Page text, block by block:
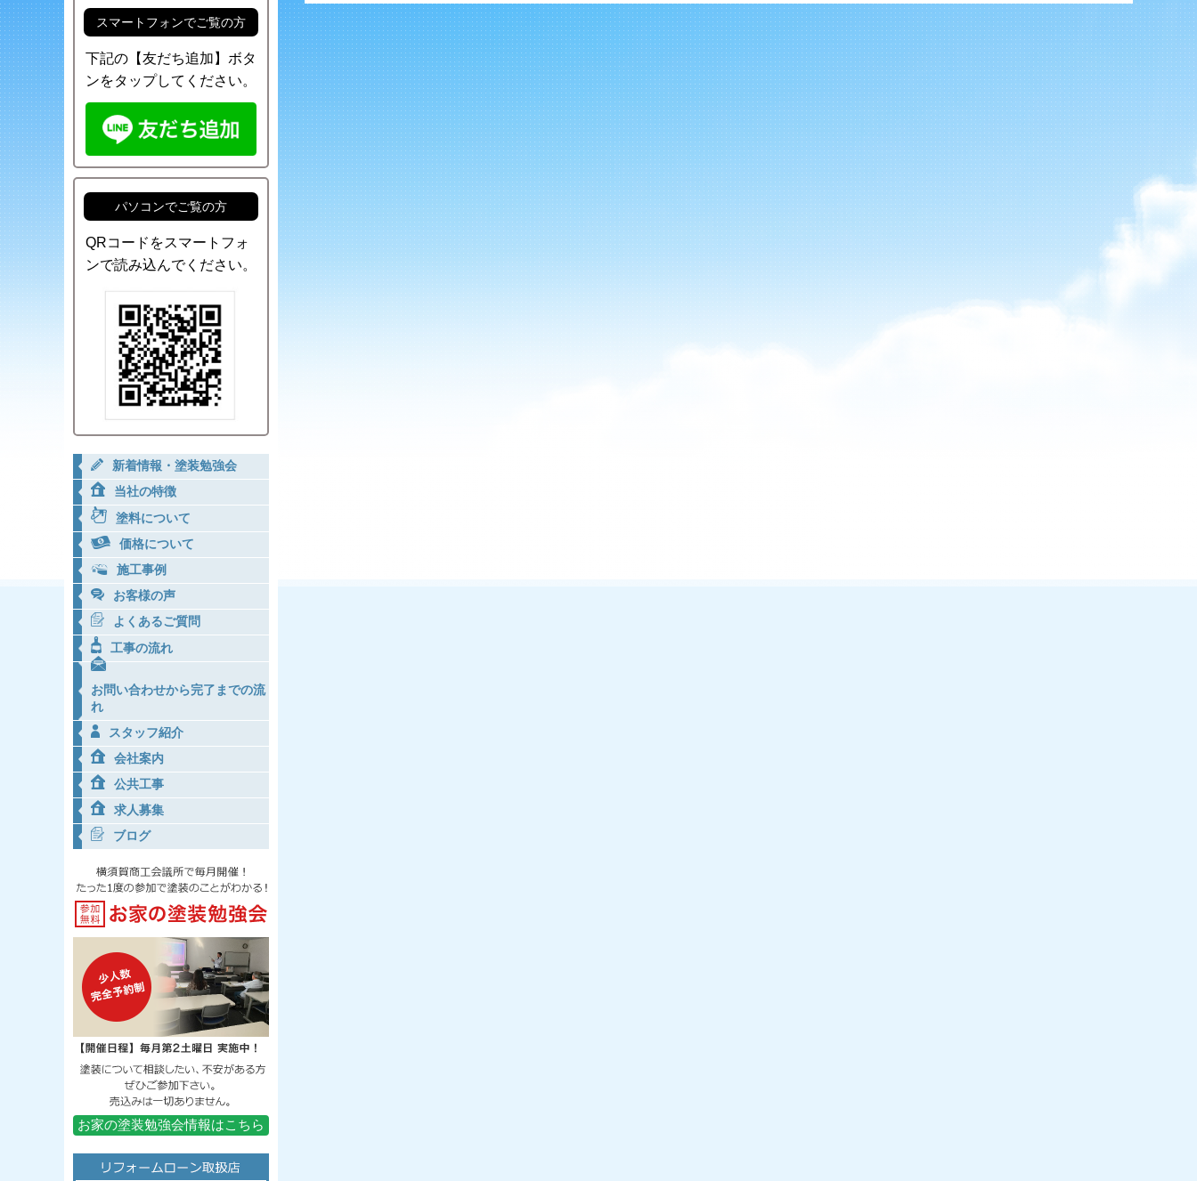
スマートフォンでご覧の方
下記の【友だち追加】ボタ
ンをタップしてください。
パソコンでご覧の方
QRコードをスマートフォ
ンで読み込んでください。
新着情報・塗装勉強会
当社の特徴
塗料について
価格について
施工事例
お客様の声
よくあるご質問
工事の流れ
お問い合わせから完了までの流
れ
スタッフ紹介
会社案内
公共工事
求人募集
ブログ
お家の塗装勉強会情報はこちら